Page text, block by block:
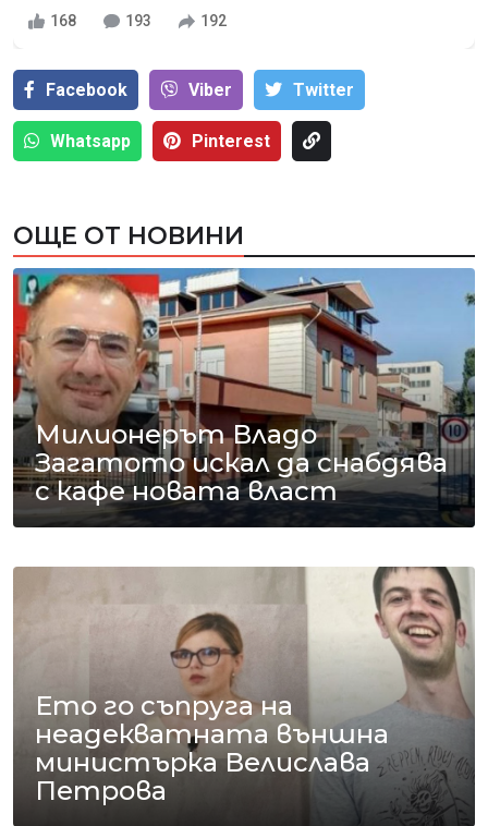
168 193 192
Facebook Viber Тwitter
Whatsapp Pinterest
ОЩЕ ОТ НОВИНИ
Милионерът Владо
Загатото искал да снабдява
с кафе новата власт
Ето го съпруга на
неадекватната външна
министърка Велислава
Петрова